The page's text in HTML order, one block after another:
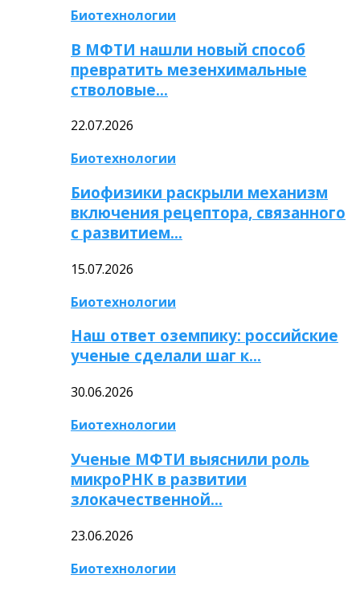
Биотехнологии
В МФТИ нашли новый способ
превратить мезенхимальные
стволовые…
22.07.2026
Биотехнологии
Биофизики раскрыли механизм
включения рецептора, связанного
с развитием…
15.07.2026
Биотехнологии
Наш ответ оземпику: российские
ученые сделали шаг к…
30.06.2026
Биотехнологии
Ученые МФТИ выяснили роль
микроРНК в развитии
злокачественной…
23.06.2026
Биотехнологии